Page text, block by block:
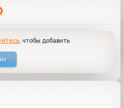
, чтобы добавить